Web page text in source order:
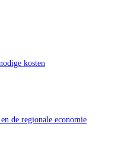
kosten
de regionale economie